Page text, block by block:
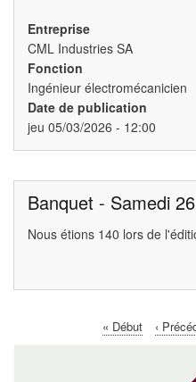
Entreprise
CML Industries SA
Fonction
Ingénieur électromécanicien
Date de publication
jeu 05/03/2026 - 12:00
Banquet - Samedi
Nous étions 140 lors de
Première
« Début
Page
‹